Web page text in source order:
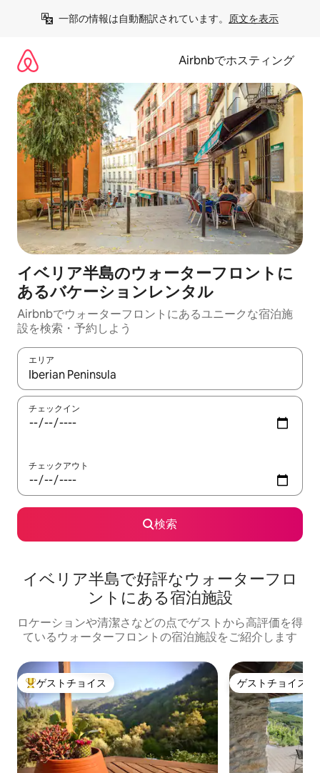
一部の情報は自動翻訳されています。 原文を表示
Airbnbでホスティング
イベリア半島のウォーターフロントに
あるバケーションレンタル
Airbnbでウォーターフロントにあるユニークな宿泊施
設を検索・予約しよう
エリア
検索結果が表示されたら、上下の矢印キーを使って移動するか
チェックイン
チェックアウト
検索
イベリア半島で好評なウォーターフロ
ントにある宿泊施設
ロケーションや清潔さなどの点でゲストから高評価を得
ているウォーターフロントの宿泊施設をご紹介します
大好評のゲストチョイスです。
ゲストチョイス ゲストチョイス
ゲストチョイス